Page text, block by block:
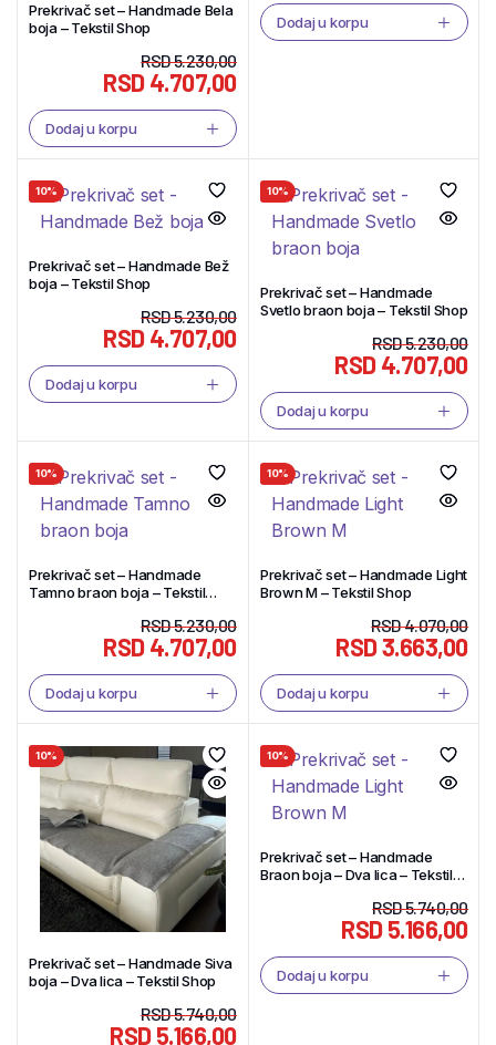
Prekrivač set – Handmade Bela
boja – Tekstil Shop
RSD5.230,00
RSD4.707,00
Dodaj u korpu
Dodaj u korpu
10%
Prekrivač set – Handmade Bež
boja – Tekstil Shop
RSD5.230,00
RSD4.707,00
Dodaj u korpu
10%
Prekrivač set – Handmade
Svetlo braon boja – Tekstil Shop
RSD5.230,00
RSD4.707,00
Dodaj u korpu
10%
Prekrivač set – Handmade
Tamno braon boja – Tekstil
RSD5.230,00
RSD4.707,00
Dodaj u korpu
10%
Prekrivač set – Handmade Light
Brown M – Tekstil Shop
RSD4.070,00
RSD3.663,00
Dodaj u korpu
10%
Prekrivač set – Handmade Siva
boja – Dva lica – Tekstil Shop
RSD5.740,00
RSD5.166,00
10%
Prekrivač set – Handmade
Braon boja – Dva lica – Tekstil
RSD5.740,00
RSD5.166,00
Dodaj u korpu